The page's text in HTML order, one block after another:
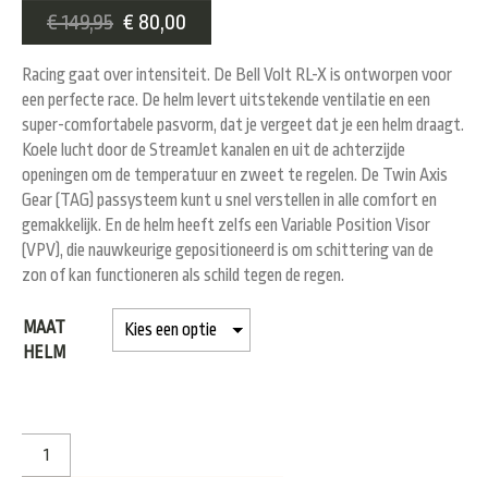
€149,95 € 80,00
Racing gaat over intensiteit. De Bell Volt RL-X is ontworpen voor
een perfecte race. De helm levert uitstekende ventilatie en een
super-comfortabele pasvorm, dat je vergeet dat je een helm draagt.
Koele lucht door de StreamJet kanalen en uit de achterzijde
openingen om de temperatuur en zweet te regelen. De Twin Axis
Gear (TAG) passysteem kunt u snel verstellen in alle comfort en
gemakkelijk. En de helm heeft zelfs een Variable Position Visor
(VPV), die nauwkeurige gepositioneerd is om schittering van de
zon of kan functioneren als schild tegen de regen.
MAAT
HELM